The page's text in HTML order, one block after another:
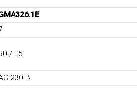
/ 15
230 В